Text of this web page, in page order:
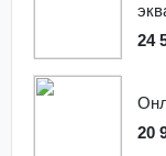
24
20